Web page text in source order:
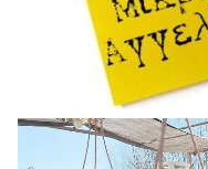
Πρόγραμμα
Αναπαραγωγής